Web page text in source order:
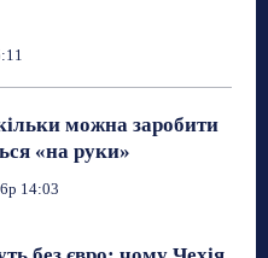
можна заробити
«на руки»
14:03